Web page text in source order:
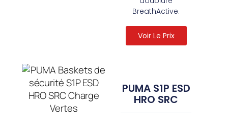
BreathActive.
Voir Le Prix
PUMA S1P ESD
HRO SRC